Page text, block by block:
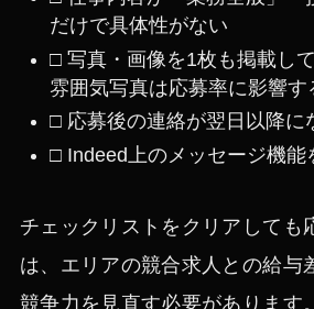
だけで具体性がない
□ 写真・画像を1枚も掲載し
雰囲気写真は応募率に影響す
□ 応募後の連絡が翌日以降に
□ Indeed上のメッセージ機能
チェックリストをクリアしても
は、エリアの競合求人との給与
競争力を見直す必要があります